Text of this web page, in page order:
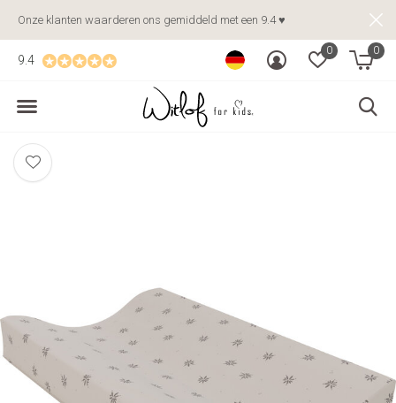
0 0
9.4
Onze klanten waarderen ons gemiddeld met een 9.4 ♥